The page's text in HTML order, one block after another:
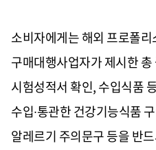
소비자에게는 해외 프로폴리
구매대행사업자가 제시한
시험성적서 확인,수입식품
수입∙통관한 건강기능식품
알레르기 주의문구 등을 반